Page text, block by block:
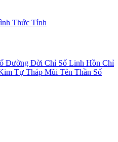
Thức Tỉnh
Đường Đời Chỉ Số Linh Hồn Chỉ
Tự Tháp Mũi Tên Thần Số